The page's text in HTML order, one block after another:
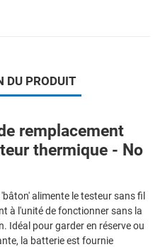
DU PRODUIT
remplacement
thermique - No
alimente le testeur sans fil
à l'unité de fonctionner sans la
Idéal pour garder en réserve ou
la batterie est fournie